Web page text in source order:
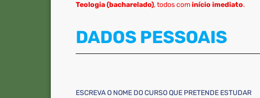
Teologia (bacharelado), todos cominício imediato.
DADOS PESSOAIS
ESCREVA O NOME DO CURSO QUE PRETENDE ESTUDAR